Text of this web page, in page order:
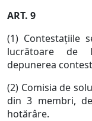
ART. 9
(1) Contestaţiile
lucrătoare de
depunerea
(2) Comisia de
din 3 membri,
hotărâre.